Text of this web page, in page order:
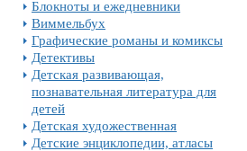
Блокноты и ежедневники
Виммельбух
Графические романы и комиксы
Детективы
Детская развивающая,
познавательная литература для
детей
Детская художественная
Детские энциклопедии, атласы